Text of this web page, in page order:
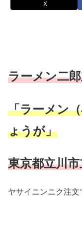
X
ラーメン二
「ラーメン
ょうが」
東京都立川
ヤサイニンニク注